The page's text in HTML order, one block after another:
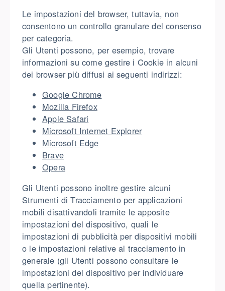
Le impostazioni del browser, tuttavia, non
consentono un controllo granulare del consenso
per categoria.
Gli Utenti possono, per esempio, trovare
informazioni su come gestire i Cookie in alcuni
dei browser più diffusi ai seguenti indirizzi:
Google Chrome
Mozilla Firefox
Apple Safari
Microsoft Internet Explorer
Microsoft Edge
Brave
Opera
Gli Utenti possono inoltre gestire alcuni
Strumenti di Tracciamento per applicazioni
mobili disattivandoli tramite le apposite
impostazioni del dispositivo, quali le
impostazioni di pubblicità per dispositivi mobili
o le impostazioni relative al tracciamento in
generale (gli Utenti possono consultare le
impostazioni del dispositivo per individuare
quella pertinente).